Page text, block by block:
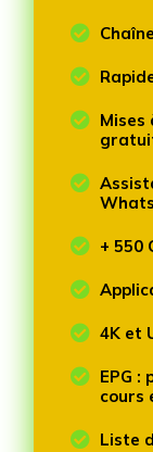




 + 550

 4K et
 EPG :
cours
 Liste